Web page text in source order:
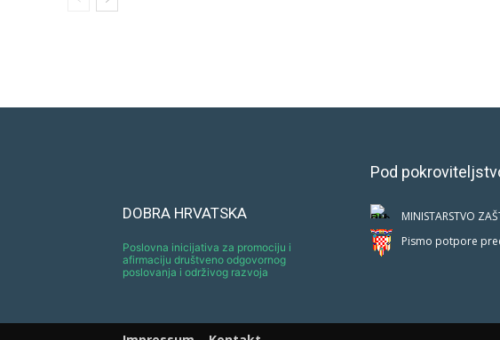
DOBRA HRVATSKA
Poslovna inicijativa za promociju i
afirmaciju društveno odgovornog
poslovanja i održivog razvoja
Pod
MINISTARSTVO
Pismo potpore